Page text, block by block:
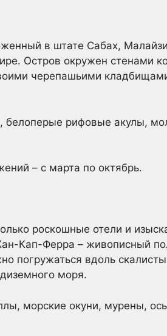
в штате Сабах,
Остров окружен стенами
черепашьими
белоперые рифовые акулы,
– с марта по октябрь.
роскошные отели и
Кап-Ферра – живописный
погружаться вдоль
моря.
морские окуни, мурены,